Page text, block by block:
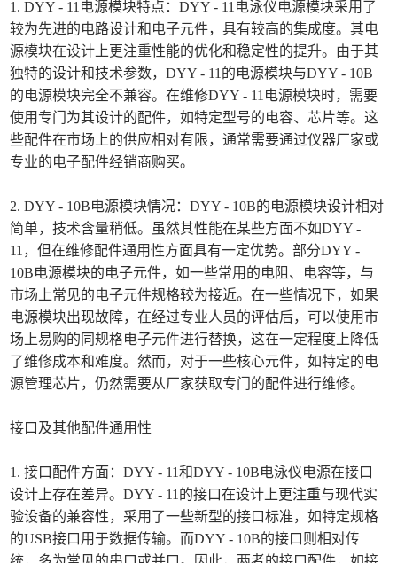
1. DYY - 11电源模块特点：DYY - 11电泳仪电源模块采用了
较为先进的电路设计和电子元件，具有较高的集成度。其电
源模块在设计上更注重性能的优化和稳定性的提升。由于其
独特的设计和技术参数，DYY - 11的电源模块与DYY - 10B
的电源模块完全不兼容。在维修DYY - 11电源模块时，需要
使用专门为其设计的配件，如特定型号的电容、芯片等。这
些配件在市场上的供应相对有限，通常需要通过仪器厂家或
专业的电子配件经销商购买。
2. DYY - 10B电源模块情况：DYY - 10B的电源模块设计相对
简单，技术含量稍低。虽然其性能在某些方面不如DYY -
11，但在维修配件通用性方面具有一定优势。部分DYY -
10B电源模块的电子元件，如一些常用的电阻、电容等，与
市场上常见的电子元件规格较为接近。在一些情况下，如果
电源模块出现故障，在经过专业人员的评估后，可以使用市
场上易购的同规格电子元件进行替换，这在一定程度上降低
了维修成本和难度。然而，对于一些核心元件，如特定的电
源管理芯片，仍然需要从厂家获取专门的配件进行维修。
接口及其他配件通用性
1. 接口配件方面：DYY - 11和DYY - 10B电泳仪电源在接口
设计上存在差异。DYY - 11的接口在设计上更注重与现代实
验设备的兼容性，采用了一些新型的接口标准，如特定规格
的USB接口用于数据传输。而DYY - 10B的接口则相对传